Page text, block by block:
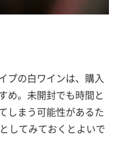
プの白ワインは、購入
め。未開封でも時間と
しまう可能性があるた
してみておくとよいで